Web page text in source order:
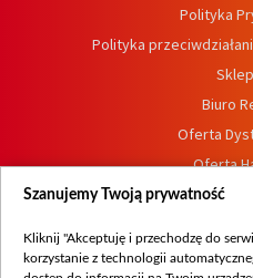
Polityka
Polityka
Biuro
Oferta
Oferta
Procedura
Szanujemy Twoją prywatność
Kliknij "Akceptuję i przechodzę do
korzystanie z technologii